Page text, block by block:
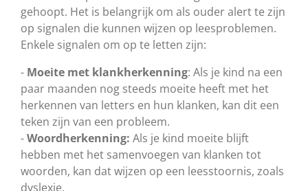
gehoopt. Het is belangrijk om als ouder alert te zijn
op signalen die kunnen wijzen op leesproblemen.
Enkele signalen om op te letten zijn:
- Moeite met klankherkenning: Als je kind na een
paar maanden nog steeds moeite heeft met het
herkennen van letters en hun klanken, kan dit een
teken zijn van een probleem.
-Woordherkenning: Als je kind moeite blijft
hebben met het samenvoegen van klanken tot
woorden, kan dat wijzen op een leesstoornis, zoals
dyslexie.